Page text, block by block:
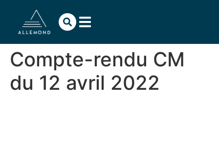
Compte-rendu CM
du 12 avril 2022